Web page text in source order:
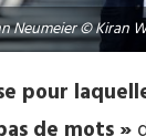
Neumeier © Kiran
pour